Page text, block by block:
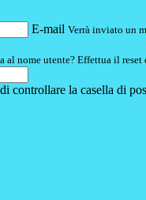
E-mail Verrà inviato un
al nome utente? Effettua il
controllare la casella di